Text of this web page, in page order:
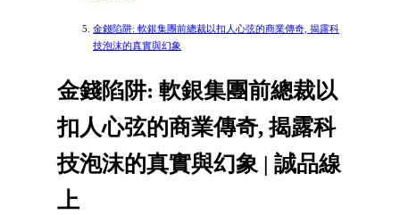
金錢陷阱: 軟銀集團前總裁以扣人心弦的商業傳奇, 揭露科
技泡沫的真實與幻象
金錢陷阱: 軟銀集團前總裁以
扣人心弦的商業傳奇, 揭露科
技泡沫的真實與幻象 | 誠品線
上